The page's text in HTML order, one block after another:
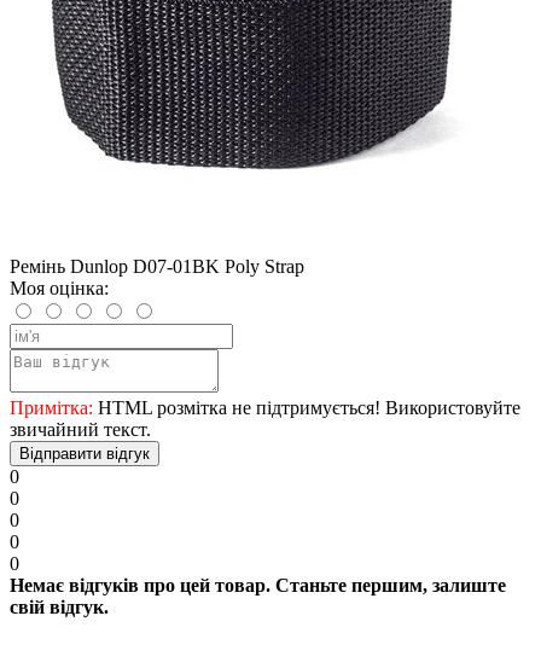
Ремінь Dunlop D07-01BK Poly Strap
Моя оцінка:
Примітка: HTML розмітка не підтримується! Використовуйте
звичайний текст.
Відправити відгук
0
0
0
0
0
Немає відгуків про цей товар. Станьте першим, залиште
свій відгук.